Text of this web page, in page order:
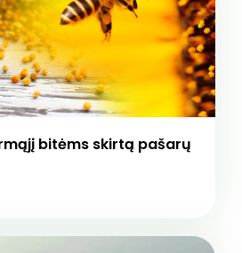
bitėms skirtą pašarų